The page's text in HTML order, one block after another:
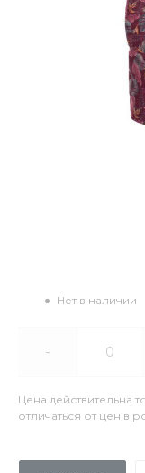
Нет в наличии
-
Цена действительна
отличаться от цен в